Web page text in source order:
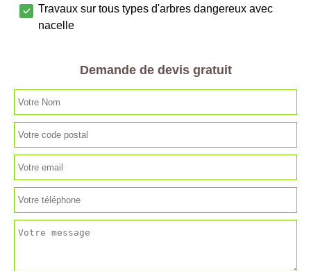
Travaux sur tous types d'arbres dangereux avec
nacelle
Demande de devis gratuit